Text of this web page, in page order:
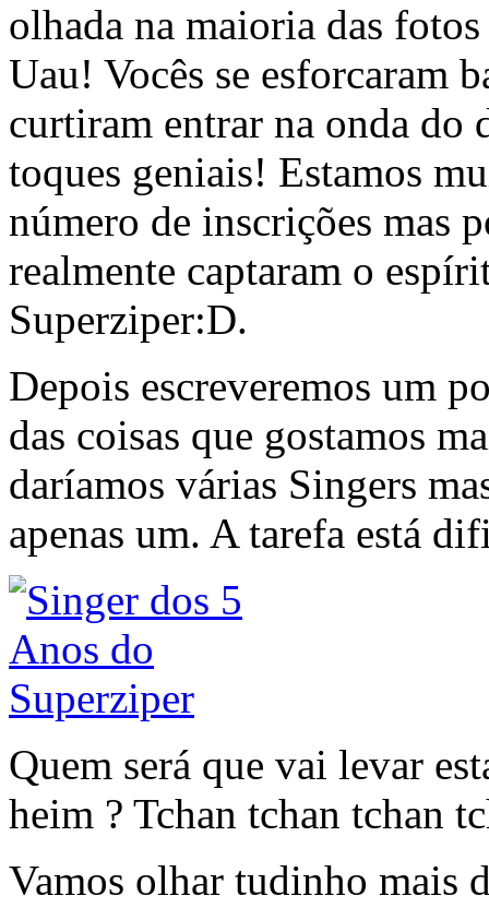
olhada na maioria das
Uau! Vocês se esforcaram
curtiram entrar na onda do
toques geniais! Estamos
número de inscrições mas
realmente captaram o
Superziper:D.
Depois escreveremos um
das coisas que gostamos
daríamos várias Singers
apenas um. A tarefa está
Quem será que vai levar
heim ? Tchan tchan tchan
Vamos olhar tudinho mais